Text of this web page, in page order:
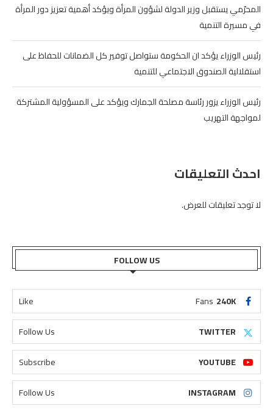
المحرّمي يستقبل وزير الدولة لشؤون المرأة ويؤكد أهمية تعزيز دور المرأة
في مسيرة التنمية
رئيس الوزراء يؤكد ان الحكومة ستواصل توفير كل الضمانات للحفاظ على
استقلالية الصندوق الاجتماعي للتنمية
رئيس الوزراء يزور رئاسة مصلحة الجمارك ويؤكد على المسؤولية المشتركة
لمواجهة التهريب
احدث التعليقات
لا توجد تعليقات للعرض.
FOLLOW US
240K
Fans
Like
TWITTER
Follow Us
YOUTUBE
Subscribe
INSTAGRAM
Follow Us